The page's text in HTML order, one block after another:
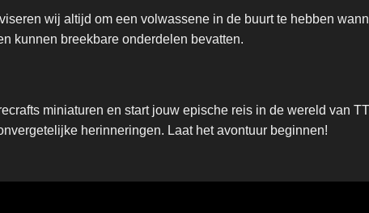
wij altijd om een volwassene in de buurt te hebben
kunnen breekbare onderdelen bevatten.
miniaturen en start jouw epische reis in de wereld van
herinneringen. Laat het avontuur beginnen!